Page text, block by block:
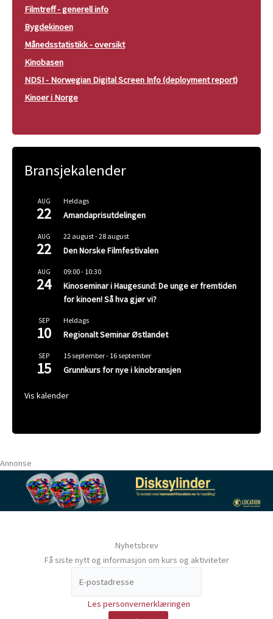
Filmtreff - generell info
Bygdekinoen
Månedsstatistikk - oversikt
Kinobasen
NDSI - Norwegian Digital Screen Info (deployment report)
Kinoer i Norge
Bransjekalender
AUG
22
Heldags
Amandaprisutdelingen
AUG
22
22 august-28 august
Den Norske Filmfestivalen
AUG
24
09:00- 10:30
Kinoseminar i Haugesund: De unge er fremtiden
for kinoen! Så hva gjør vi?
SEP
10
Heldags
Regionalt Seminar Østlandet
SEP
15
15 september- 16 september
Grunnkurs for nye i kinobransjen
Vis kalender
Annonse
Nyhetsbrev
Få siste nytt og informasjon om kurs og aktiviteter
Les personvernerklæringen